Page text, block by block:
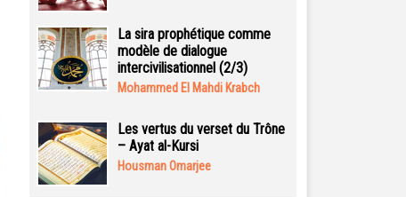
La sira prophétique comme
modèle de dialogue
intercivilisationnel (2/3)
Mohammed El Mahdi Krabch
Les vertus du verset du Trône
– Ayat al-Kursi
Housman Omarjee